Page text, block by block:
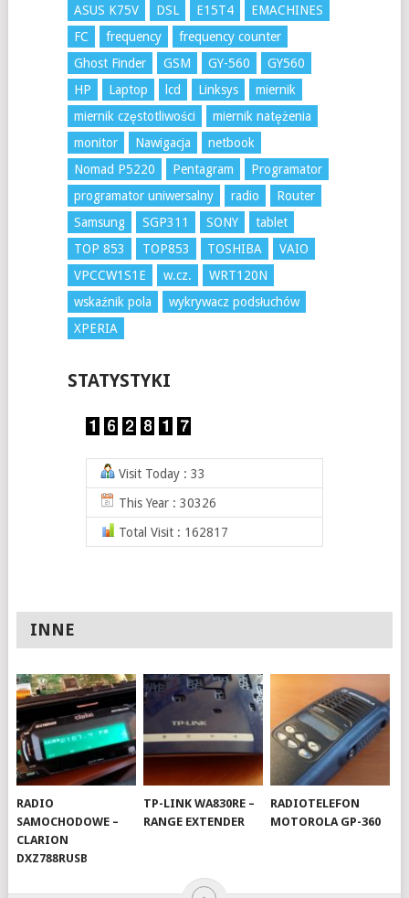
ASUS K75V
DSL E15T4
EMACHINES
FC
frequency
frequency counter
Ghost Finder
GSM GY-560
GY560
HP
Laptop lcd Linksys
miernik
miernik częstotliwości
miernik natężenia
monitor
Nawigacja
netbook
Nomad P5220
Pentagram
Programator
programator uniwersalny
radio
Router
Samsung
SGP311 SONY
tablet
TOP 853
TOP853 TOSHIBA
VAIO
VPCCW1S1E
w.cz.
WRT120N
wskaźnik pola
wykrywacz podsłuchów
XPERIA
STATYSTYKI
Visit Today : 33
This Year : 30326
Total Visit : 162817
INNE
RADIO
SAMOCHODOWE –
CLARION
DXZ788RUSB
TP-LINK WA830RE –
RANGE EXTENDER
RADIOTELEFON
MOTOROLA GP-360